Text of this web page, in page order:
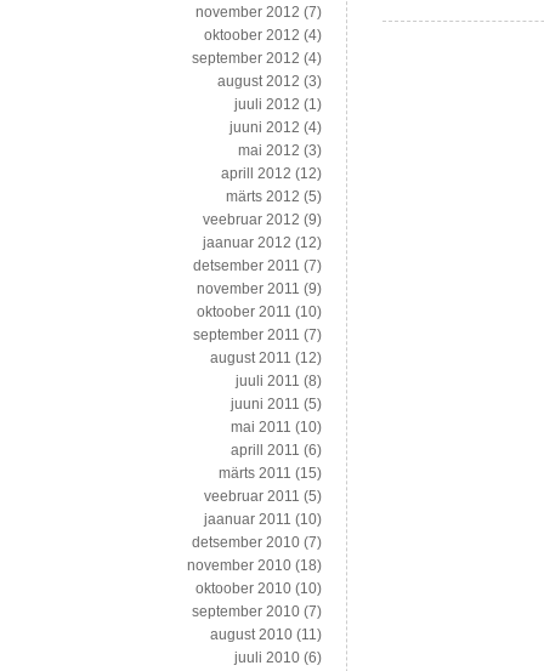
november 2012 (7)
oktoober 2012 (4)
september 2012 (4)
august 2012 (3)
juuli 2012 (1)
juuni 2012 (4)
mai 2012 (3)
aprill 2012 (12)
märts 2012 (5)
veebruar 2012 (9)
jaanuar 2012 (12)
detsember 2011 (7)
november 2011 (9)
oktoober 2011 (10)
september 2011 (7)
august 2011 (12)
juuli 2011 (8)
juuni 2011 (5)
mai 2011 (10)
aprill 2011 (6)
märts 2011 (15)
veebruar 2011 (5)
jaanuar 2011 (10)
detsember 2010 (7)
november 2010 (18)
oktoober 2010 (10)
september 2010 (7)
august 2010 (11)
juuli 2010 (6)